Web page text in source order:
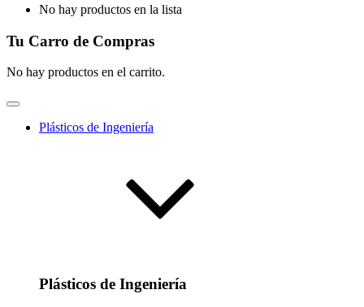
No hay productos en la lista
Tu Carro de Compras
No hay productos en el carrito.
Plásticos de Ingeniería
Plásticos de Ingeniería